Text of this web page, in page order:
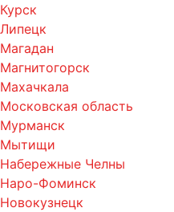
Курск
Липецк
Магадан
Магнитогорск
Махачкала
Московская область
Мурманск
Мытищи
Набережные Челны
Наро-Фоминск
Новокузнецк